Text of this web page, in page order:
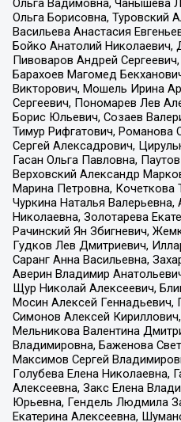
Ольга Вадимовна, Чанышева
Ольга Борисовна, Туровский
Васильева Анастасия
Бойко Анатолий Николаевич,
Пивоваров Андрей
Барахоев Магомед
Викторович, Мошель Ирина
Сергеевич, Пономарев Лев
Борис Юльевич, Созаев
Тимур Рифгатович, Романова
Сергей Алексадрович,
Гасан Ольга Павловна,
Верховский Александр
Марина Петровна, Кочеткова
Чуркина Наталья Валерьевна,
Николаевна, Золотарева
Рачинский Ян Збигневич,
Гудков Лев Дмитриевич,
Саранг Анна Васильевна,
Аверин Владимир
Щур Николай Алексеевич,
Мосин Алексей Геннадьевич,
Симонов Алексей
Мельникова Валентина
Владимировна, Баженова
Максимов Сергей
Голубева Елена Николаевна,
Алексеевна, Закс Елена
Юрьевна, Гендель Людмила
Екатерина Алексеевна,